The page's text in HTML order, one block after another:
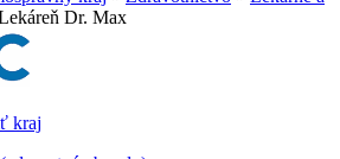
Dr. Max
kraj